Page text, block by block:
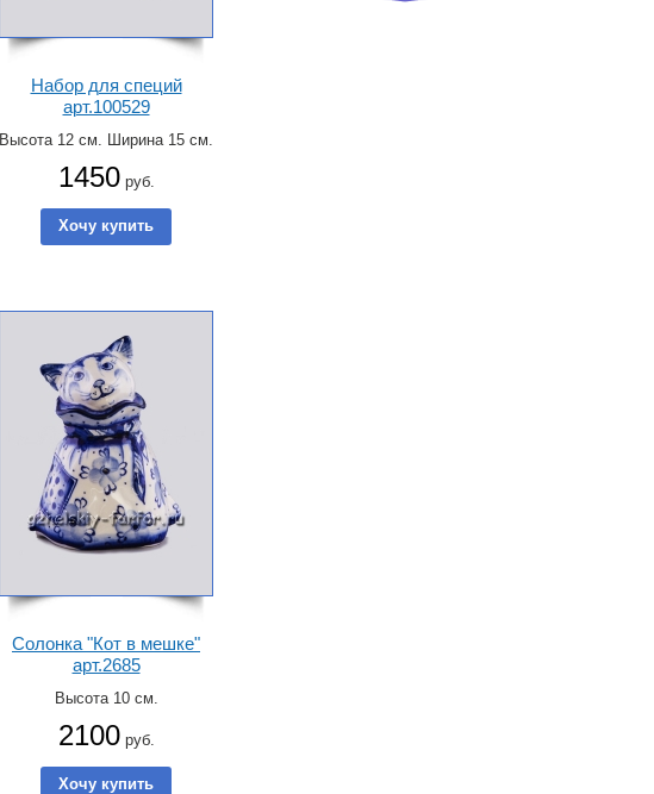
Набор для специй
арт.100529
Высота 12 см. Ширина 15 см.
1450руб.
Солонка "Кот в мешке"
арт.2685
Высота 10 см.
2100руб.